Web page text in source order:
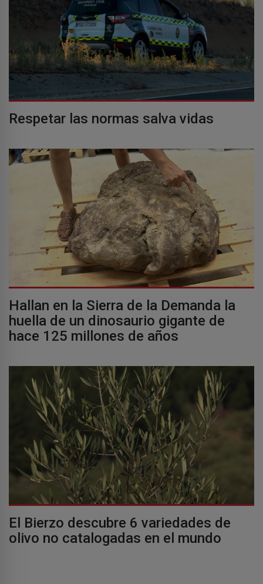
Respetar las normas salva vidas
Hallan en la Sierra de la Demanda la
huella de un dinosaurio gigante de
hace 125 millones de años
El Bierzo descubre 6 variedades de
olivo no catalogadas en el mundo